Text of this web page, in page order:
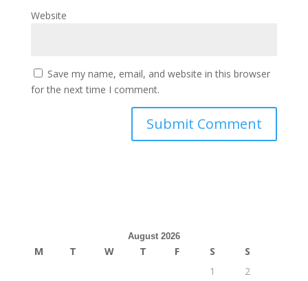
Website
Save my name, email, and website in this browser
for the next time I comment.
August 2026
M T W T F S
S
1
2